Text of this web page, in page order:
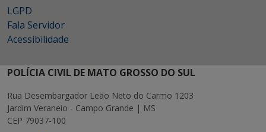
LGPD
Fala Servidor
Acessibilidade
POLÍCIA CIVIL DE MATO GROSSO DO SUL
Rua Desembargador Leão Neto do Carmo 1203
Jardim Veraneio - Campo Grande | MS
CEP 79037-100